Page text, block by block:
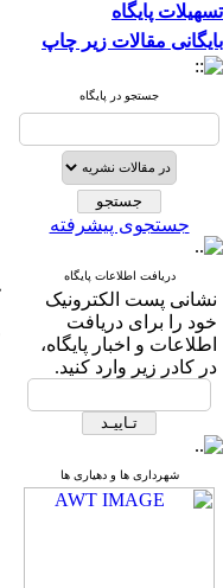
تسهیلات پایگاه
بایگانی مقالات زیر چاپ
جستجو در پایگاه
جستجوی پیشرفته
دریافت اطلاعات پایگاه
نشانی پست الکترونیک
خود را برای دریافت
اطلاعات و اخبار پایگاه،
در کادر زیر وارد کنید.
شهرداری ها و دهیاری ها